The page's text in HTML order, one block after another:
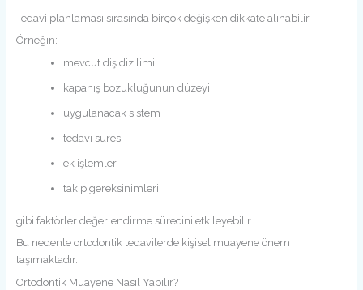
Tedavi planlaması sırasında birçok değişken dikkate alınabilir.
Örneğin:
mevcut diş dizilimi
kapanış bozukluğunun düzeyi
uygulanacak sistem
tedavi süresi
ek işlemler
takip gereksinimleri
gibi faktörler değerlendirme sürecini etkileyebilir.
Bu nedenle ortodontik tedavilerde kişisel muayene önem
taşımaktadır.
Ortodontik Muayene Nasıl Yapılır?